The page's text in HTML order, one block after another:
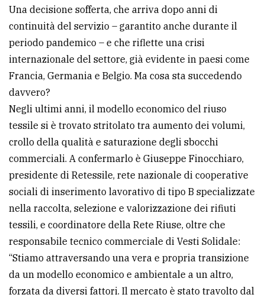
Una decisione sofferta, che arriva dopo anni di
continuità del servizio – garantito anche durante il
periodo pandemico – e che riflette una crisi
internazionale del settore, già evidente in paesi come
Francia, Germania e Belgio. Ma cosa sta succedendo
davvero?
Negli ultimi anni, il modello economico del riuso
tessile si è trovato stritolato tra aumento dei volumi,
crollo della qualità e saturazione degli sbocchi
commerciali. A confermarlo è Giuseppe Finocchiaro,
presidente di Retessile, rete nazionale di cooperative
sociali di inserimento lavorativo di tipo B specializzate
nella raccolta, selezione e valorizzazione dei rifiuti
tessili, e coordinatore della Rete Riuse, oltre che
responsabile tecnico commerciale di Vesti Solidale:
“Stiamo attraversando una vera e propria transizione
da un modello economico e ambientale a un altro,
forzata da diversi fattori. Il mercato è stato travolto dal